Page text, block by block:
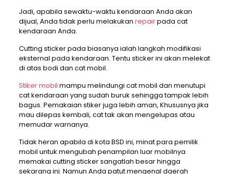
Jadi, apabila sewaktu-waktu kendaraan Anda akan
dijual, Anda tidak perlu melakukan repairpada cat
kendaraan Anda.
Cutting sticker pada biasanya ialah langkah modifikasi
eksternal pada kendaraan. Tentu sticker ini akan melekat
di atas bodi dan cat mobil.
Stiker mobil mampu melindungi cat mobil dan menutupi
cat kendaraan yang sudah buruk sehingga tampak lebih
bagus. Pemakaian stiker juga lebih aman, Khususnya jika
mau dilepas kembali, cat tak akan mengelupas atau
memudar warnanya.
Tidak heran apabila di kota BSD ini, minat para pemilik
mobil untuk mengubah penampilan luar mobilnya
memakai cutting sticker sangatlah besar hingga
sekarang ini. Namun Anda patut mengenal daerah